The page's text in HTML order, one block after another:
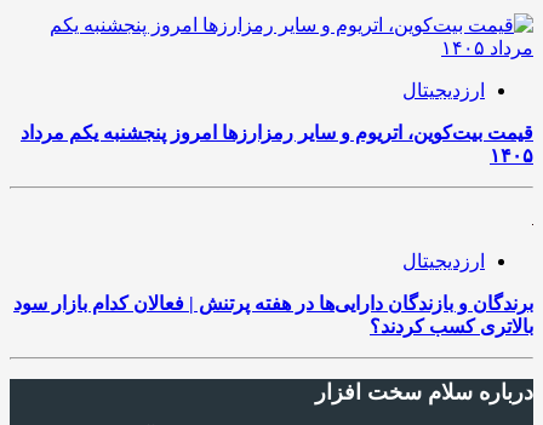
ارزدیجیتال
قیمت بیت‌کوین، اتریوم و سایر رمزارزها امروز پنجشنبه یکم مرداد
۱۴۰۵
ارزدیجیتال
برندگان و بازندگان دارایی‌ها در هفته پرتنش | فعالان کدام بازار سود
بالاتری کسب کردند؟
درباره سلام سخت افزار